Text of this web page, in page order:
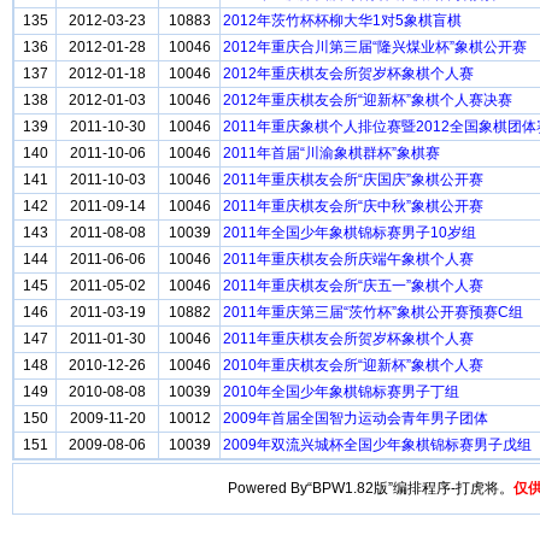
135
2012-03-23 10883
2012年茨竹杯杯柳大华1对5象棋盲棋
136
2012-01-28 10046
2012年重庆合川第三届“隆兴煤业杯”象棋公开赛
137
2012-01-18 10046
2012年重庆棋友会所贺岁杯象棋个人赛
138
2012-01-03 10046
2012年重庆棋友会所“迎新杯”象棋个人赛决赛
139
2011-10-30 10046
2011年重庆象棋个人排位赛暨2012全国象棋团
140
2011-10-06 10046
2011年首届“川渝象棋群杯”象棋赛
141
2011-10-03 10046
2011年重庆棋友会所“庆国庆”象棋公开赛
142
2011-09-14 10046
2011年重庆棋友会所“庆中秋”象棋公开赛
143
2011-08-08 10039
2011年全国少年象棋锦标赛男子10岁组
144
2011-06-06 10046
2011年重庆棋友会所庆端午象棋个人赛
145
2011-05-02 10046
2011年重庆棋友会所“庆五一”象棋个人赛
146
2011-03-19 10882
2011年重庆第三届“茨竹杯”象棋公开赛预赛C组
147
2011-01-30 10046
2011年重庆棋友会所贺岁杯象棋个人赛
148
2010-12-26 10046
2010年重庆棋友会所“迎新杯”象棋个人赛
149
2010-08-08 10039
2010年全国少年象棋锦标赛男子丁组
150
2009-11-20 10012
2009年首届全国智力运动会青年男子团体
151
2009-08-06 10039 2009年双流兴城杯全国少年象棋锦标赛男子戊组
Powered By“BPW1.82版”编排程序-打虎将。 仅